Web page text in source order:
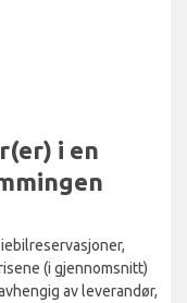
i en
(i gjennomsnitt)
av leverandør,